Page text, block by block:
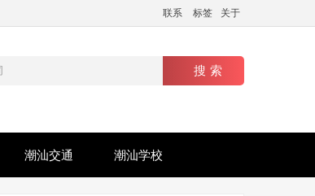
联系 标签 关于
潮汕交通 潮汕学校